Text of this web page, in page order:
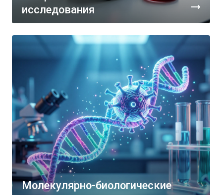
исследования
Молекулярно-биологические